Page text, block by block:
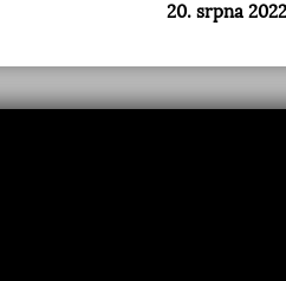
20. srpna